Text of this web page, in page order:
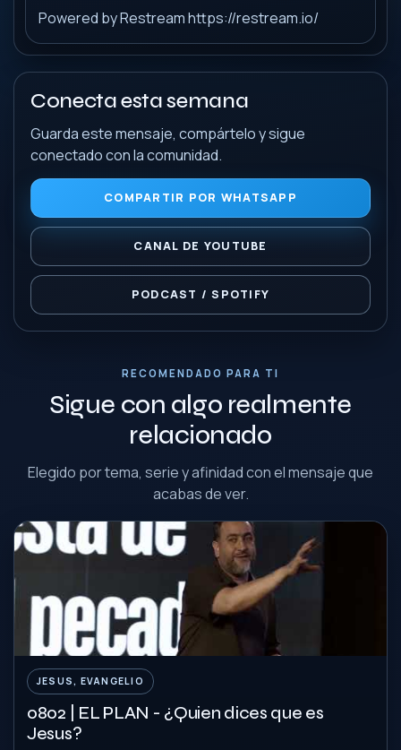
Powered by Restream https://restream.io/
Conecta esta semana
Guarda este mensaje, compártelo y sigue
conectado con la comunidad.
COMPARTIR POR WHATSAPP
CANAL DE YOUTUBE
PODCAST / SPOTIFY
RECOMENDADO PARA TI
Sigue con algo realmente
relacionado
Elegido por tema, serie y afinidad con el mensaje que
acabas de ver.
JESUS, EVANGELIO
0802 | EL PLAN - ¿Quien dices que es
Jesus?